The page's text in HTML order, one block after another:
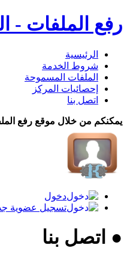
رفع الملفات -
الرئيسية
شروط الخدمة
الملفات المسموحة
إحصائيات المركز
اتصل بنا
يمكنكم من خلال موقع رفع
دخول
تسجيل عضوية
● اتصل بنا